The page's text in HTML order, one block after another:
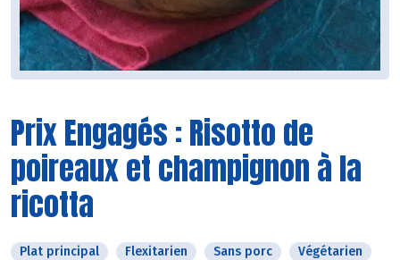
Prix Engagés : Risotto de
poireaux et champignon à la
ricotta
Plat principal Flexitarien Sans porc
Végétarien